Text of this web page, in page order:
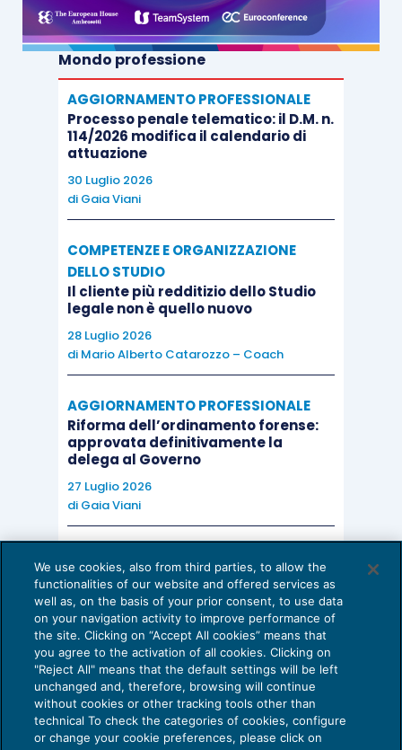
Mondo professione
AGGIORNAMENTO PROFESSIONALE
Processo penale telematico: il D.M. n.
114/2026 modifica il calendario di
attuazione
30 Luglio 2026
di Gaia Viani
COMPETENZE E ORGANIZZAZIONE
DELLO STUDIO
Il cliente più redditizio dello Studio
legale non è quello nuovo
28 Luglio 2026
di Mario Alberto Catarozzo – Coach
AGGIORNAMENTO PROFESSIONALE
Riforma dell’ordinamento forense:
approvata definitivamente la
delega al Governo
27 Luglio 2026
di Gaia Viani
Come evitare le allucinazioni dell’AI:
guida per l’avvocato
24 Luglio 2026
di Sofia Savoia
We use cookies, also from third parties, to allow the
functionalities of our website and offered services as
well as, on the basis of your prior consent, to use data
on your navigation activity to improve performance of
the site. Clicking on “Accept All cookies” means that
you agree to the activation of all cookies. Clicking on
"Reject All" means that the default settings will be left
unchanged and, therefore, browsing will continue
without cookies or other tracking tools other than
technical To check the categories of cookies, configure
or change your cookie preferences, please click on